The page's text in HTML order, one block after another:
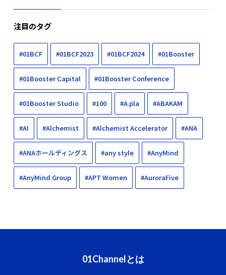
注目のタグ
#01BCF #01BCF2023 #01BCF2024 #01Booster
#01Booster Capital #01Booster Conference
#01Booster Studio #100 #A.pla #ABAKAM
#AI #Alchemist #Alchemist Accelerator #ANA
#ANAホールディングス #any style #AnyMind
#AnyMind Group #APT Women #AuroraFive
01Channelとは